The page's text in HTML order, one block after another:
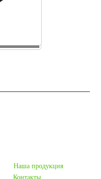
Наша продукция
Контакты